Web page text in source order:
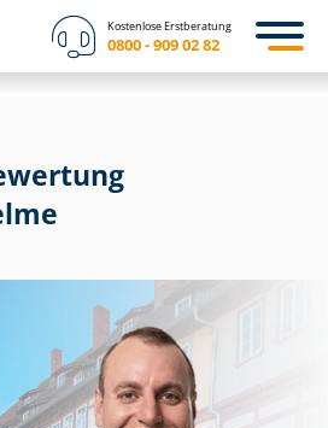
Kostenlose Erstberatung
0800 - 909 02 82